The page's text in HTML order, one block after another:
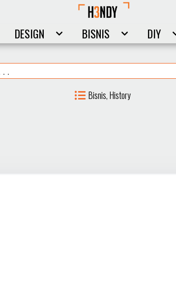
DESIGN BISNIS DIY
Bisnis, History